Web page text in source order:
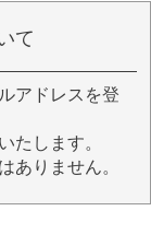
て
アドレスを登
たします。
ありません。